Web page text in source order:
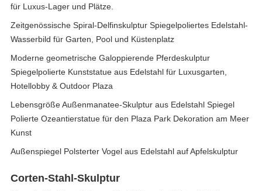
für Luxus-Lager und Plätze.
Zeitgenössische Spiral-Delfinskulptur Spiegelpoliertes Edelstahl-
Wasserbild für Garten, Pool und Küstenplatz
Moderne geometrische Galoppierende Pferdeskulptur
Spiegelpolierte Kunststatue aus Edelstahl für Luxusgarten,
Hotellobby & Outdoor Plaza
Lebensgröße Außenmanatee-Skulptur aus Edelstahl Spiegel
Polierte Ozeantierstatue für den Plaza Park Dekoration am Meer
Kunst
Außenspiegel Polsterter Vogel aus Edelstahl auf Apfelskulptur
Corten-Stahl-Skulptur